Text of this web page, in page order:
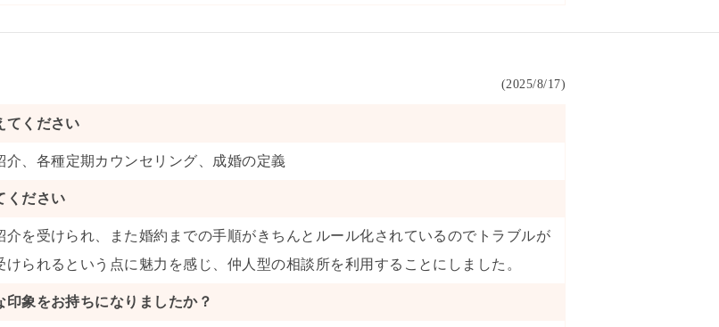
(2025/8/17)
てください
介 各種定期カウンセリング 成婚の定義
ください
を受けられ、また婚約までの手順がきちんとルール化されているのでトラブルが
られるという点に魅力を感じ、仲人型の相談所を利用することにしました。
象をお持ちになりましたか？